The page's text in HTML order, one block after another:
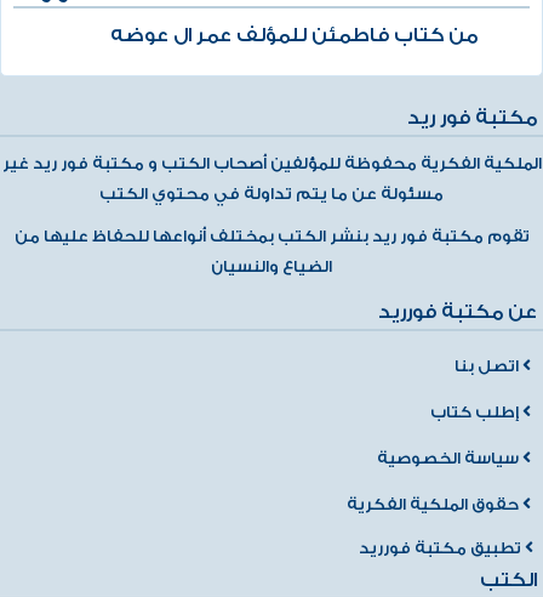
من كتاب فاطمئن للمؤلف عمر ال عوضه
مكتبة فور ريد
الملكية الفكرية محفوظة للمؤلفين أصحاب الكتب و مكتبة فور ريد غير
مسئولة عن ما يتم تداولة في محتوي الكتب
تقوم مكتبة فور ريد بنشر الكتب بمختلف أنواعها للحفاظ عليها من
الضياع والنسيان
عن مكتبة فورريد
اتصل بنا
إطلب كتاب
سياسة الخصوصية
حقوق الملكية الفكرية
تطبيق مكتبة فورريد
الكتب